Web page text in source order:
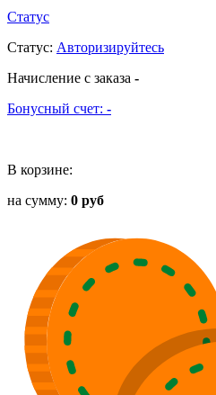
Статус
Статус: Авторизируйтесь
Начисление с заказа -
Бонусный счет: -
В корзине:
на сумму: 0 руб